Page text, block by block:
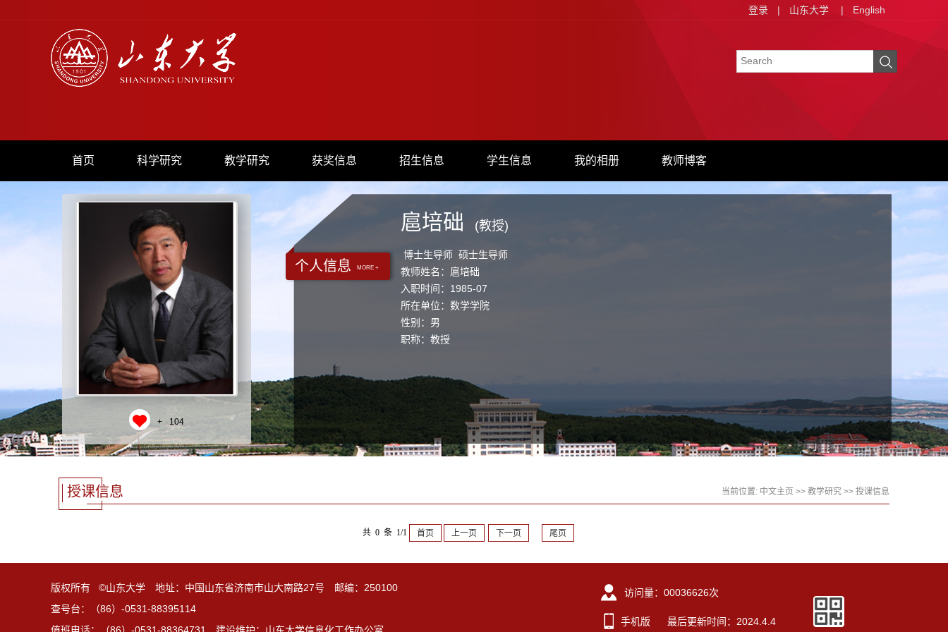
登录 | 山东大学 | English
首页 科学研究 教学研究 获奖信息 招生信息 学生信息 我的相册 教师博客
+ 104
个人信息 MORE +
扈培础 (教授)
博士生导师 硕士生导师
教师姓名：扈培础
入职时间：1985-07
所在单位：数学学院
性别：男
职称：教授
授课信息 当前位置: 中文主页 >> 教学研究 >> 授课信息
共 0 条 1/1 首页 上一页 下一页 尾页
版权所有 ©山东大学 地址：中国山东省济南市山大南路27号 邮编：250100
查号台：（86）-0531-88395114
访问量： 00036626次
手机版 最后更新时间： 2024 4 4